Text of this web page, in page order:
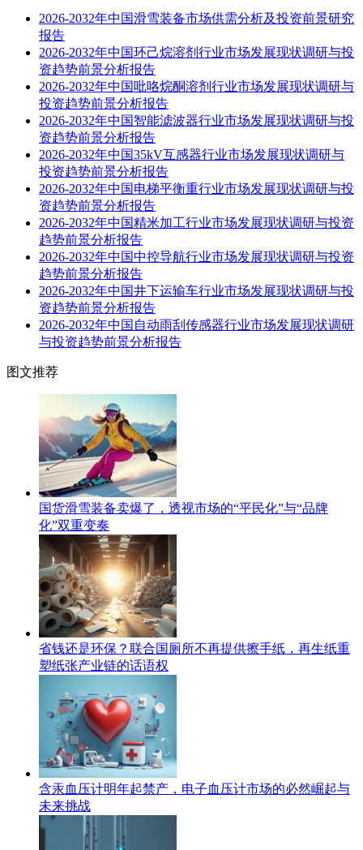
2026-2032年中国滑雪装备市场供需分析及投资前景研究
报告
2026-2032年中国环己烷溶剂行业市场发展现状调研与投
资趋势前景分析报告
2026-2032年中国吡咯烷酮溶剂行业市场发展现状调研与
投资趋势前景分析报告
2026-2032年中国智能滤波器行业市场发展现状调研与投
资趋势前景分析报告
2026-2032年中国35kV互感器行业市场发展现状调研与
投资趋势前景分析报告
2026-2032年中国电梯平衡重行业市场发展现状调研与投
资趋势前景分析报告
2026-2032年中国精米加工行业市场发展现状调研与投资
趋势前景分析报告
2026-2032年中国中控导航行业市场发展现状调研与投资
趋势前景分析报告
2026-2032年中国井下运输车行业市场发展现状调研与投
资趋势前景分析报告
2026-2032年中国自动雨刮传感器行业市场发展现状调研
与投资趋势前景分析报告
图文推荐
国货滑雪装备卖爆了，透视市场的“平民化”与“品牌
化”双重变奏
省钱还是环保？联合国厕所不再提供擦手纸，再生纸重
塑纸张产业链的话语权
含汞血压计明年起禁产，电子血压计市场的必然崛起与
未来挑战